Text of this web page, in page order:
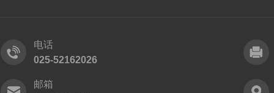
电话
025-52162026
邮箱